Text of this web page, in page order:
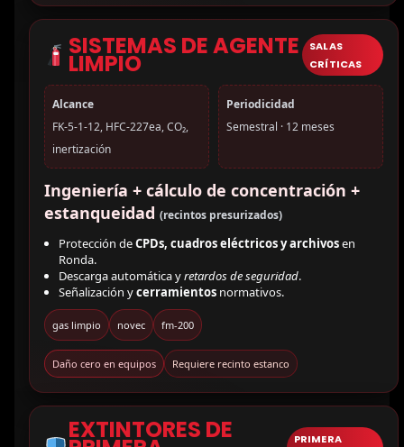
SISTEMAS DE AGENTE
LIMPIO
SALAS
CRÍTICAS
Alcance
FK-5-1-12, HFC-227ea, CO₂,
inertización
Periodicidad
Semestral · 12 meses
Ingeniería + cálculo de concentración +
estanqueidad (recintos presurizados)
Protección deCPDs, cuadros eléctricos y archivosen
Ronda.
Descarga automática yretardos de seguridad.
Señalización ycerramientosnormativos.
gas limpio novec fm-200
Daño cero en equipos Requiere recinto estanco
EXTINTORES DE PRIMERA